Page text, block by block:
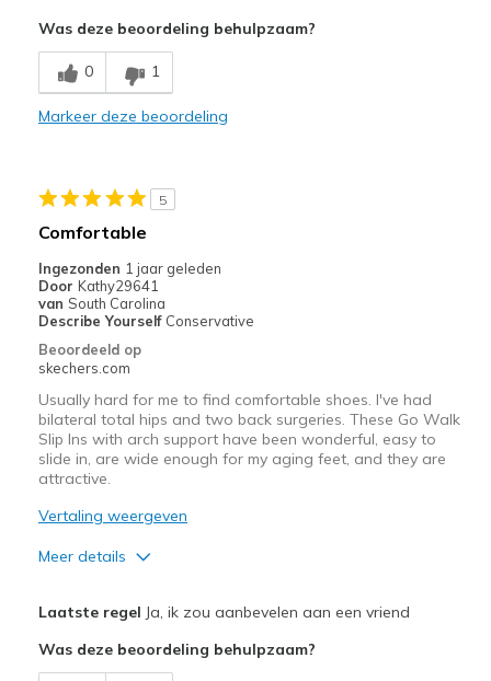
Beste toepassingen
Casual Wear
View On Shoes
Shoes are for Wearing
Was deze beoordeling behulpzaam?
0 1
Markeer deze beoordeling
5
Comfortable
Ingezonden 1 jaar geleden
Door Kathy29641
van South Carolina
Describe Yourself Conservative
Beoordeeld op
skechers.com
Usually hard for me to find comfortable shoes. I've had
bilateral total hips and two back surgeries. These Go Walk
Slip Ins with arch support have been wonderful, easy to
slide in, are wide enough for my aging feet, and they are
attractive.
Vertaling weergeven
Meer details
Breathe Well
Laatste regel Ja, ik zou aanbevelen aan een vriend
Was deze beoordeling behulpzaam?